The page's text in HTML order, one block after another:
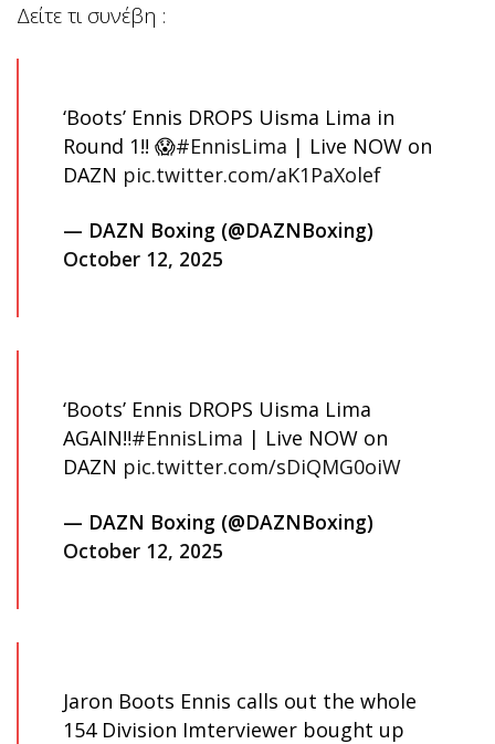
Δείτε τι συνέβη :
‘Boots’ Ennis DROPS Uisma Lima in
Round 1!! 😱#EnnisLima | Live NOW on
DAZN pic.twitter.com/aK1PaXolef
— DAZN Boxing (@DAZNBoxing)
October 12, 2025
‘Boots’ Ennis DROPS Uisma Lima
AGAIN‼️#EnnisLima | Live NOW on
DAZN pic.twitter.com/sDiQMG0oiW
— DAZN Boxing (@DAZNBoxing)
October 12, 2025
Jaron Boots Ennis calls out the whole
154 Division Imterviewer bought up